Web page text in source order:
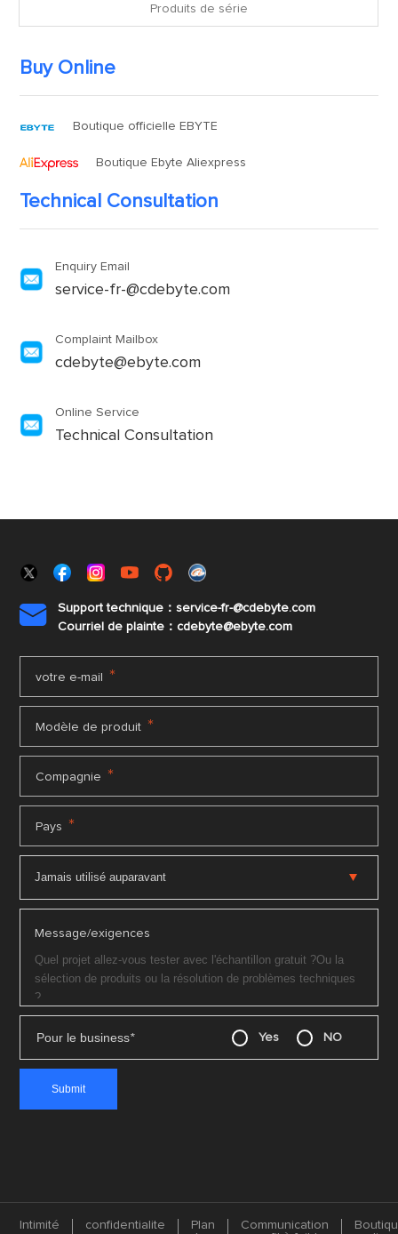
Produits de série
Buy Online
Boutique officielle EBYTE
Boutique Ebyte Aliexpress
Technical Consultation
Enquiry Email
service-fr-@cdebyte.com
Complaint Mailbox
cdebyte@ebyte.com
Online Service
Technical Consultation

Support technique：service-fr-@cdebyte.com
Courriel de plainte：cdebyte@ebyte.com
votre e-mail *
Modèle de produit *
Compagnie *
Pays *
Message/exigences
Pour le business* Yes NO
Intimité confidentialite
Plan
Communication